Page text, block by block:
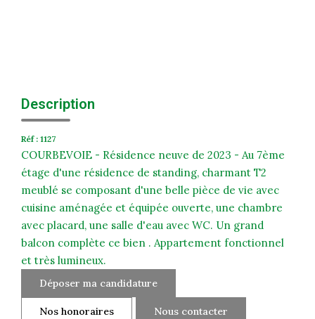
Extranet Syndic Et Gestion Locative
Description
Réf : 1127
COURBEVOIE - Résidence neuve de 2023 - Au 7ème
étage d'une résidence de standing, charmant T2
meublé se composant d'une belle pièce de vie avec
cuisine aménagée et équipée ouverte, une chambre
avec placard, une salle d'eau avec WC. Un grand
balcon complète ce bien . Appartement fonctionnel
et très lumineux.
Déposer ma candidature
Nos honoraires Nous contacter